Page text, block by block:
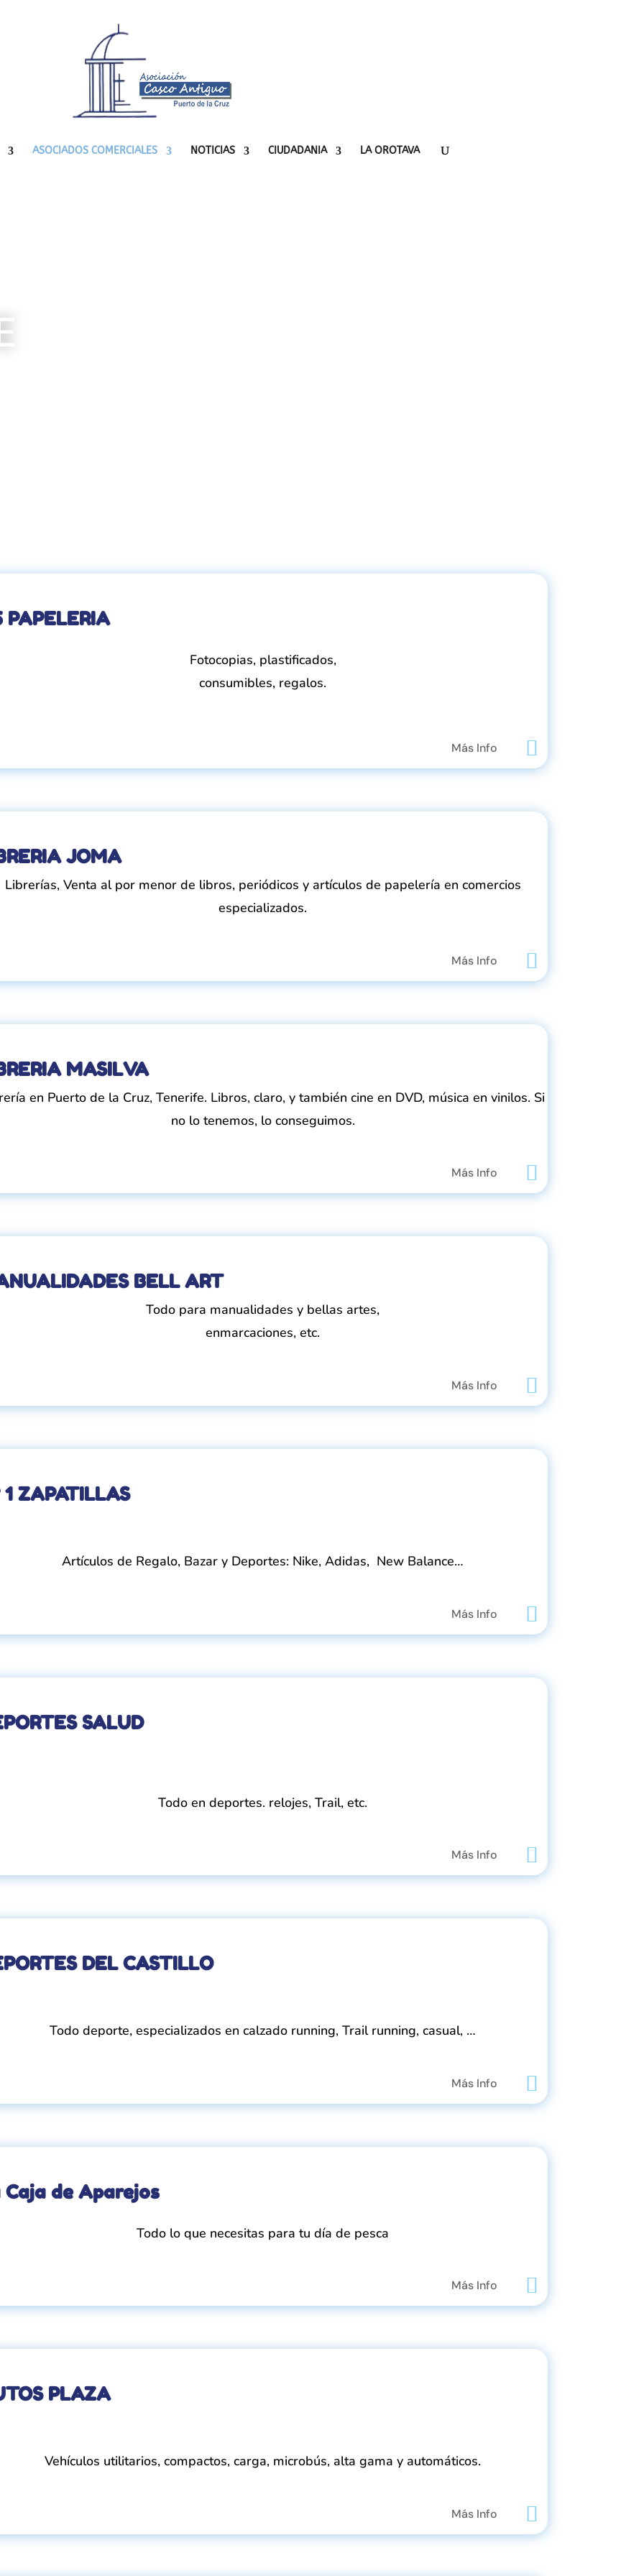
ASOCIADOS COMERCIALES NOTICIAS CIUDADANIA LA OROTAVA
PAPELERIA
Fotocopias, plastificados,
consumibles, regalos.
Más Info
JOMA
Librerías, Venta al por menor de libros, periódicos y artículos de papelería en comercios
especializados.
Más Info
MASILVA
en Puerto de la Cruz, Tenerife. Libros, claro, y también cine en DVD, música en vinilos. Si
no lo tenemos, lo conseguimos.
Más Info
BELL ART
Todo para manualidades y bellas artes,
enmarcaciones, etc.
Más Info
1 ZAPATILLAS
Artículos de Regalo, Bazar y Deportes: Nike, Adidas, New Balance…
Más Info
SALUD
Todo en deportes. relojes, Trail, etc.
Más Info
DEL CASTILLO
Todo deporte, especializados en calzado running, Trail running, casual, …
Más Info
Caja de Aparejos
Todo lo que necesitas para tu día de pesca
Más Info
PLAZA
Vehículos utilitarios, compactos, carga, microbús, alta gama y automáticos.
Más Info